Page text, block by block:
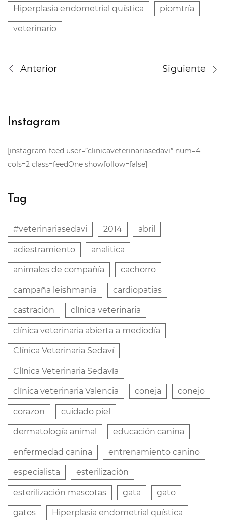
Hiperplasia endometrial quística piomtría
veterinario
Anterior Siguiente
Instagram
[instagram-feed user=”clinicaveterinariasedavi” num=4
cols=2 class=feedOne showfollow=false]
Tag
#veterinariasedavi 2014 abril
adiestramiento analitica
animales de compañía cachorro
campaña leishmania cardiopatias
castración clínica veterinaria
clínica veterinaria abierta a mediodía
Clínica Veterinaria Sedaví
Clínica Veterinaria Sedavía
clínica veterinaria Valencia coneja conejo
corazon cuidado piel
dermatología animal educación canina
enfermedad canina entrenamiento canino
especialista esterilización
esterilización mascotas gata gato
gatos Hiperplasia endometrial quística